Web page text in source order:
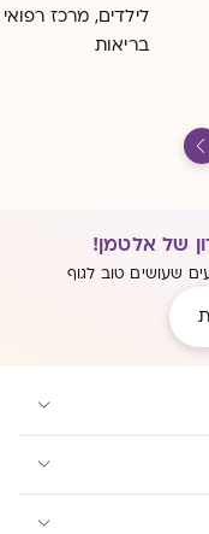
לילדים, מרכז
בריאות
של אלטמן!
שעושים טוב לגוף